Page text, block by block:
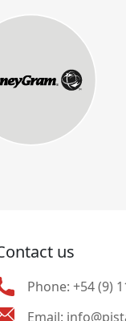
us
Phone: +54 (9)
Email: